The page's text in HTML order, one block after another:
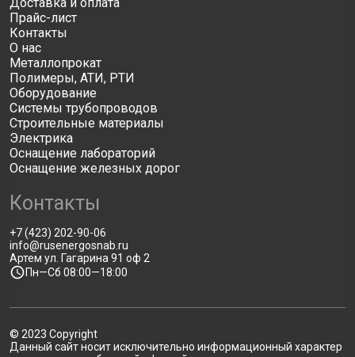
Прайс-лист
Контакты
О нас
Металлопрокат
Полимеры, АТИ, РТИ
Оборудование
Системы трубопроводов
Строительные материалы
Электрика
Оснащение лабораторий
Оснащение железных дорог
Контакты
+7 (423) 202-90-06
info@rusenergosnab.ru
Артем ул. Гагарина 91 оф 2
Пн—Сб 08:00—18:00
© 2023 Copyright
Данный сайт носит исключительно информационный характер